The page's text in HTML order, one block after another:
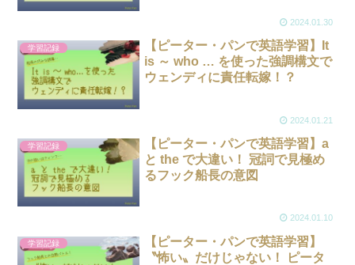
2024.01.30
学習記録
【ピーター・パンで英語学習】It
is ～ who … を使った強調構文で
ウェンディに責任転嫁！？
2024.01.21
学習記録
【ピーター・パンで英語学習】a
と the で大違い！ 冠詞で見極め
るフック船長の意図
2024.01.10
学習記録
【ピーター・パンで英語学習】
〝怖い〟だけじゃない！ ピータ